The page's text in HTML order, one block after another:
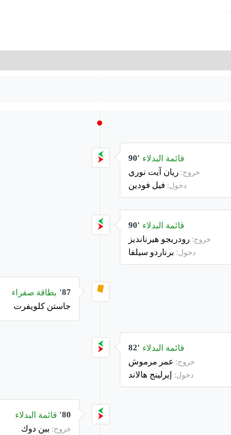
90' قائمة البدلاء
خروج: ريان آيت نوري
دخول: فيل فودين
90' قائمة البدلاء
خروج: رودريجو هيرنانديز
دخول: برناردو سيلفا
87' بطاقة صفراء
جاستن كلويفرت
82' قائمة البدلاء
خروج: عمر مرموش
دخول: إيرلينج هالاند
80' قائمة البدلاء
خروج: بين دوك